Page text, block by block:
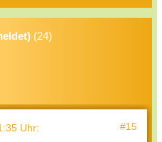
(24)
Uhr: #15